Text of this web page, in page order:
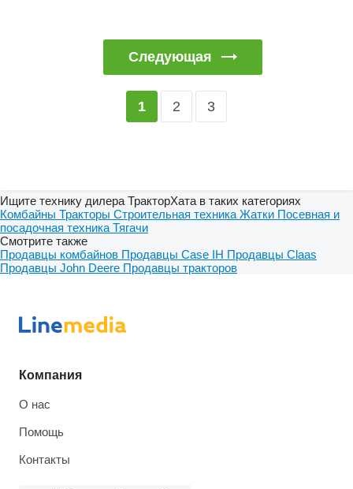
Следующая
1 2 3
Ищите технику дилера ТракторХата в таких категориях
Комбайны Тракторы Строительная техника Жатки Посевная и
посадочная техника Тягачи
Смотрите также
Продавцы комбайнов Продавцы Case IH Продавцы Claas
Продавцы John Deere Продавцы тракторов
Компания
О нас
Помощь
Контакты